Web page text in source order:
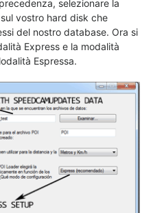
selezionare la
vostro hard disk che
del nostro database. Ora si
Express e la modalità
Espressa.